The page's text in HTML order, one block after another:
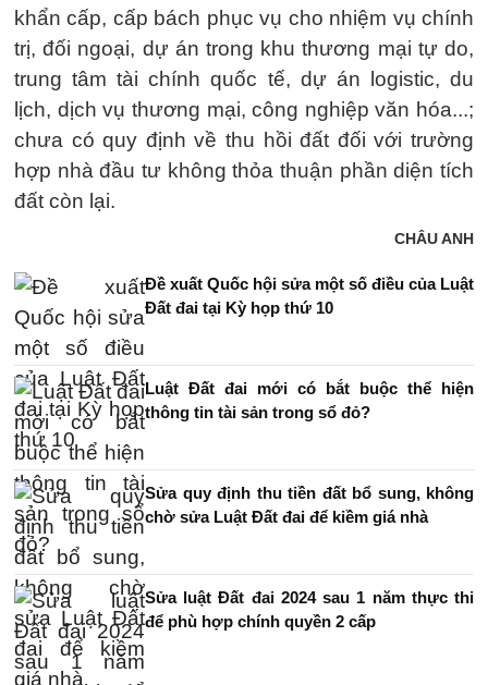
khẩn cấp, cấp bách phục vụ cho nhiệm vụ chính
trị, đối ngoại, dự án trong khu thương mại tự do,
trung tâm tài chính quốc tế, dự án logistic, du
lịch, dịch vụ thương mại, công nghiệp văn hóa...;
chưa có quy định về thu hồi đất đối với trường
hợp nhà đầu tư không thỏa thuận phần diện tích
đất còn lại.
CHÂU ANH
Đề xuất Quốc hội sửa một số điều của Luật
Đất đai tại Kỳ họp thứ 10
Luật Đất đai mới có bắt buộc thể hiện
thông tin tài sản trong sổ đỏ?
Sửa quy định thu tiền đất bổ sung, không
chờ sửa Luật Đất đai để kiềm giá nhà
Sửa luật Đất đai 2024 sau 1 năm thực thi
để phù hợp chính quyền 2 cấp